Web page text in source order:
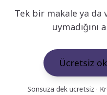
Tek bir makale ya da
uymadığını
Ücretsiz
Sonsuza dek ücretsiz ·